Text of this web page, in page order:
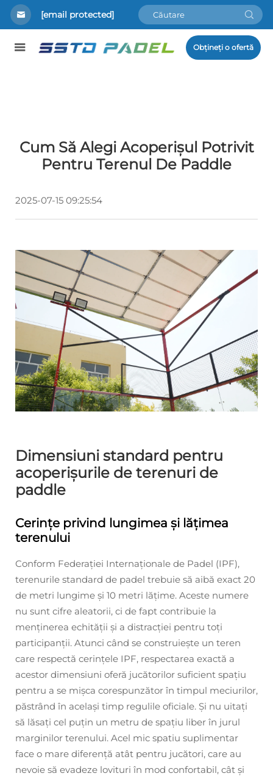
[email protected]
Obțineți o ofertă
Cum Să Alegi Acoperișul Potrivit
Pentru Terenul De Paddle
2025-07-15 09:25:54
Dimensiuni standard pentru
acoperișurile de terenuri de
paddle
Cerințe privind lungimea și lățimea
terenului
Conform Federației Internaționale de Padel (IPF),
terenurile standard de padel trebuie să aibă exact 20
de metri lungime și 10 metri lățime. Aceste numere
nu sunt cifre aleatorii, ci de fapt contribuie la
menținerea echității și a distracției pentru toți
participanții. Atunci când se construiește un teren
care respectă cerințele IPF, respectarea exactă a
acestor dimensiuni oferă jucătorilor suficient spațiu
pentru a se mișca corespunzător în timpul meciurilor,
păstrând în același timp regulile oficiale. Și nu uitați
să lăsați cel puțin un metru de spațiu liber în jurul
marginilor terenului. Acel mic spatiu suplimentar
face o mare diferență atât pentru jucători, care au
nevoie să evadeze lovituri în mod confortabil, cât și